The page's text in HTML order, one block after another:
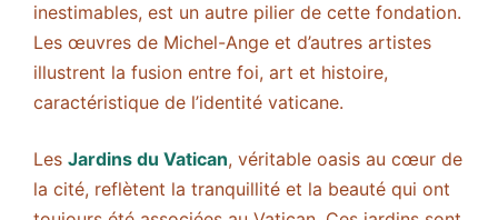
inestimables, est un autre pilier de cette fondation.
Les œuvres de Michel-Ange et d’autres artistes
illustrent la fusion entre foi, art et histoire,
caractéristique de l’identité vaticane.
Les Jardins du Vatican, véritable oasis au cœur de
la cité, reflètent la tranquillité et la beauté qui ont